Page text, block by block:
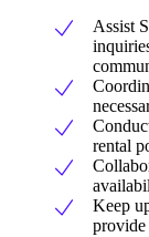
Assist
rental
Keep
provide